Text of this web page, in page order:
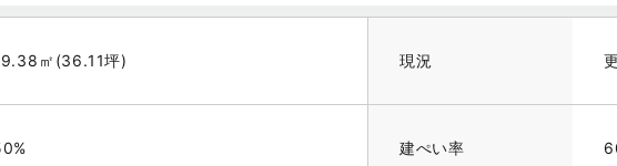
㎡(36.11坪) 現況
建ぺい率